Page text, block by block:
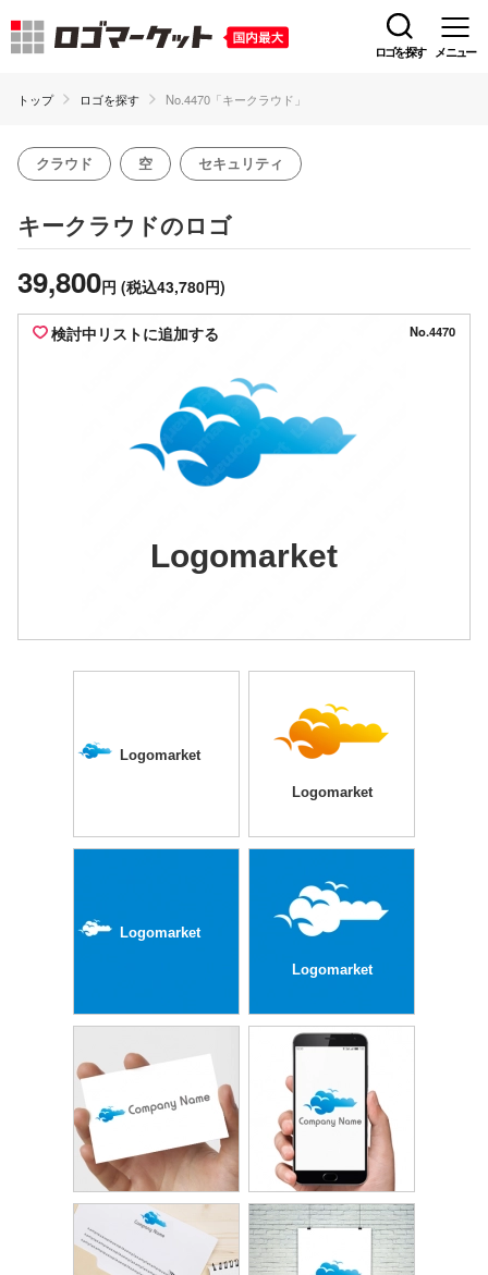
ロゴを探す メニュー
トップ ロゴを探す No.4470「キークラウド」
クラウド 空 セキュリティ
キークラウドのロゴ
39,800円 (税込43,780円)
検討中リストに追加する No.4470
Logomarket
Logomarket
Logomarket
Logomarket
Logomarket